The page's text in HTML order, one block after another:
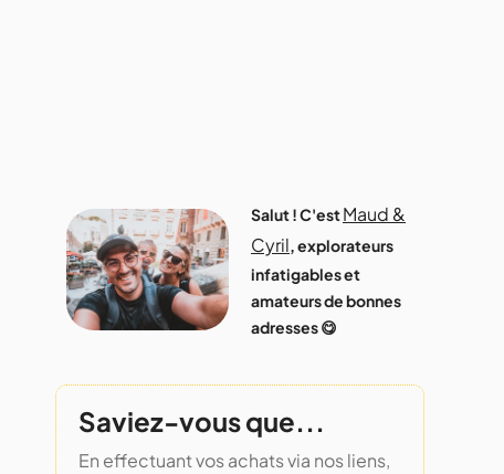
Salut ! C'estMaud &
Cyril, explorateurs
infatigables et
amateurs de bonnes
adresses 😋
Saviez-vous que...
En effectuant vos achats via nos liens,